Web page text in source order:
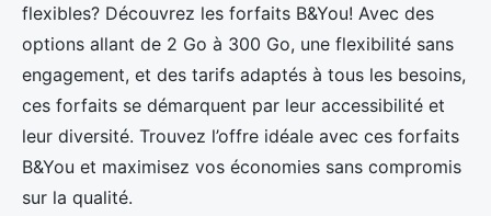
flexibles? Découvrez les forfaits B&You! Avec des
options allant de 2 Go à 300 Go, une flexibilité sans
engagement, et des tarifs adaptés à tous les besoins,
ces forfaits se démarquent par leur accessibilité et
leur diversité. Trouvez l’offre idéale avec ces forfaits
B&You et maximisez vos économies sans compromis
sur la qualité.